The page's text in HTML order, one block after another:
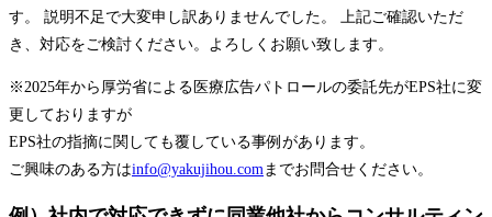
す。 説明不足で大変申し訳ありませんでした。 上記ご確認いただ
き、対応をご検討ください。よろしくお願い致します。
※2025年から厚労省による医療広告パトロールの委託先がEPS社に変
更しておりますが
EPS社の指摘に関しても覆している事例があります。
ご興味のある方はinfo@yakujihou.comまでお問合せください。